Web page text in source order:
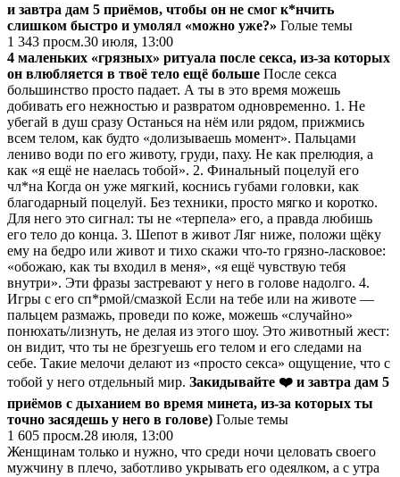
и завтра дам 5 приёмов, чтобы он не смог к*нчить
слишком быстро и умолял «можно уже?» Голые темы
1 343 просм.30 июля, 13:00
4 маленьких «грязных» ритуала после секса, из‑за которых
он влюбляется в твоё тело ещё больше После секса
большинство просто падает. А ты в это время можешь
добивать его нежностью и развратом одновременно. 1. Не
убегай в душ сразу Останься на нём или рядом, прижмись
всем телом, как будто «долизываешь момент». Пальцами
лениво води по его животу, груди, паху. Не как прелюдия, а
как «я ещё не наелась тобой». 2. Финальный поцелуй его
чл*на Когда он уже мягкий, коснись губами головки, как
благодарный поцелуй. Без техники, просто мягко и коротко.
Для него это сигнал: ты не «терпела» его, а правда любишь
его тело до конца. 3. Шепот в живот Ляг ниже, положи щёку
ему на бедро или живот и тихо скажи что‑то грязно‑ласковое:
«обожаю, как ты входил в меня», «я ещё чувствую тебя
внутри». Эти фразы застревают у него в голове надолго. 4.
Игры с его сп*рмой/смазкой Если на тебе или на животе —
пальцем размажь, проведи по коже, можешь «случайно»
понюхать/лизнуть, не делая из этого шоу. Это животный жест:
он видит, что ты не брезгуешь его телом и его следами на
себе. Такие мелочи делают из «просто секса» ощущение, что с
тобой у него отдельный мир. Закидывайте ❤️ и завтра дам 5
приёмов с дыханием во время минета, из‑за которых ты
точно засядешь у него в голове) Голые темы
1 605 просм.28 июля, 13:00
Женщинам только и нужно, что среди ночи целовать своего
мужчину в плечо, заботливо укрывать его одеялком, а с утра